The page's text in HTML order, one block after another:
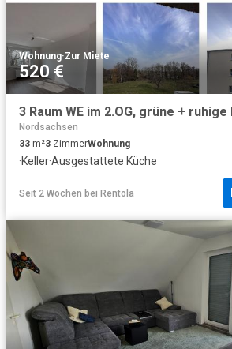
Wohnung·Zur Miete
520 €
Nordsachsen
33 m²3 ZimmerWohnung
·Keller·Ausgestattete Küche
Seit 2 Wochen bei Rentola